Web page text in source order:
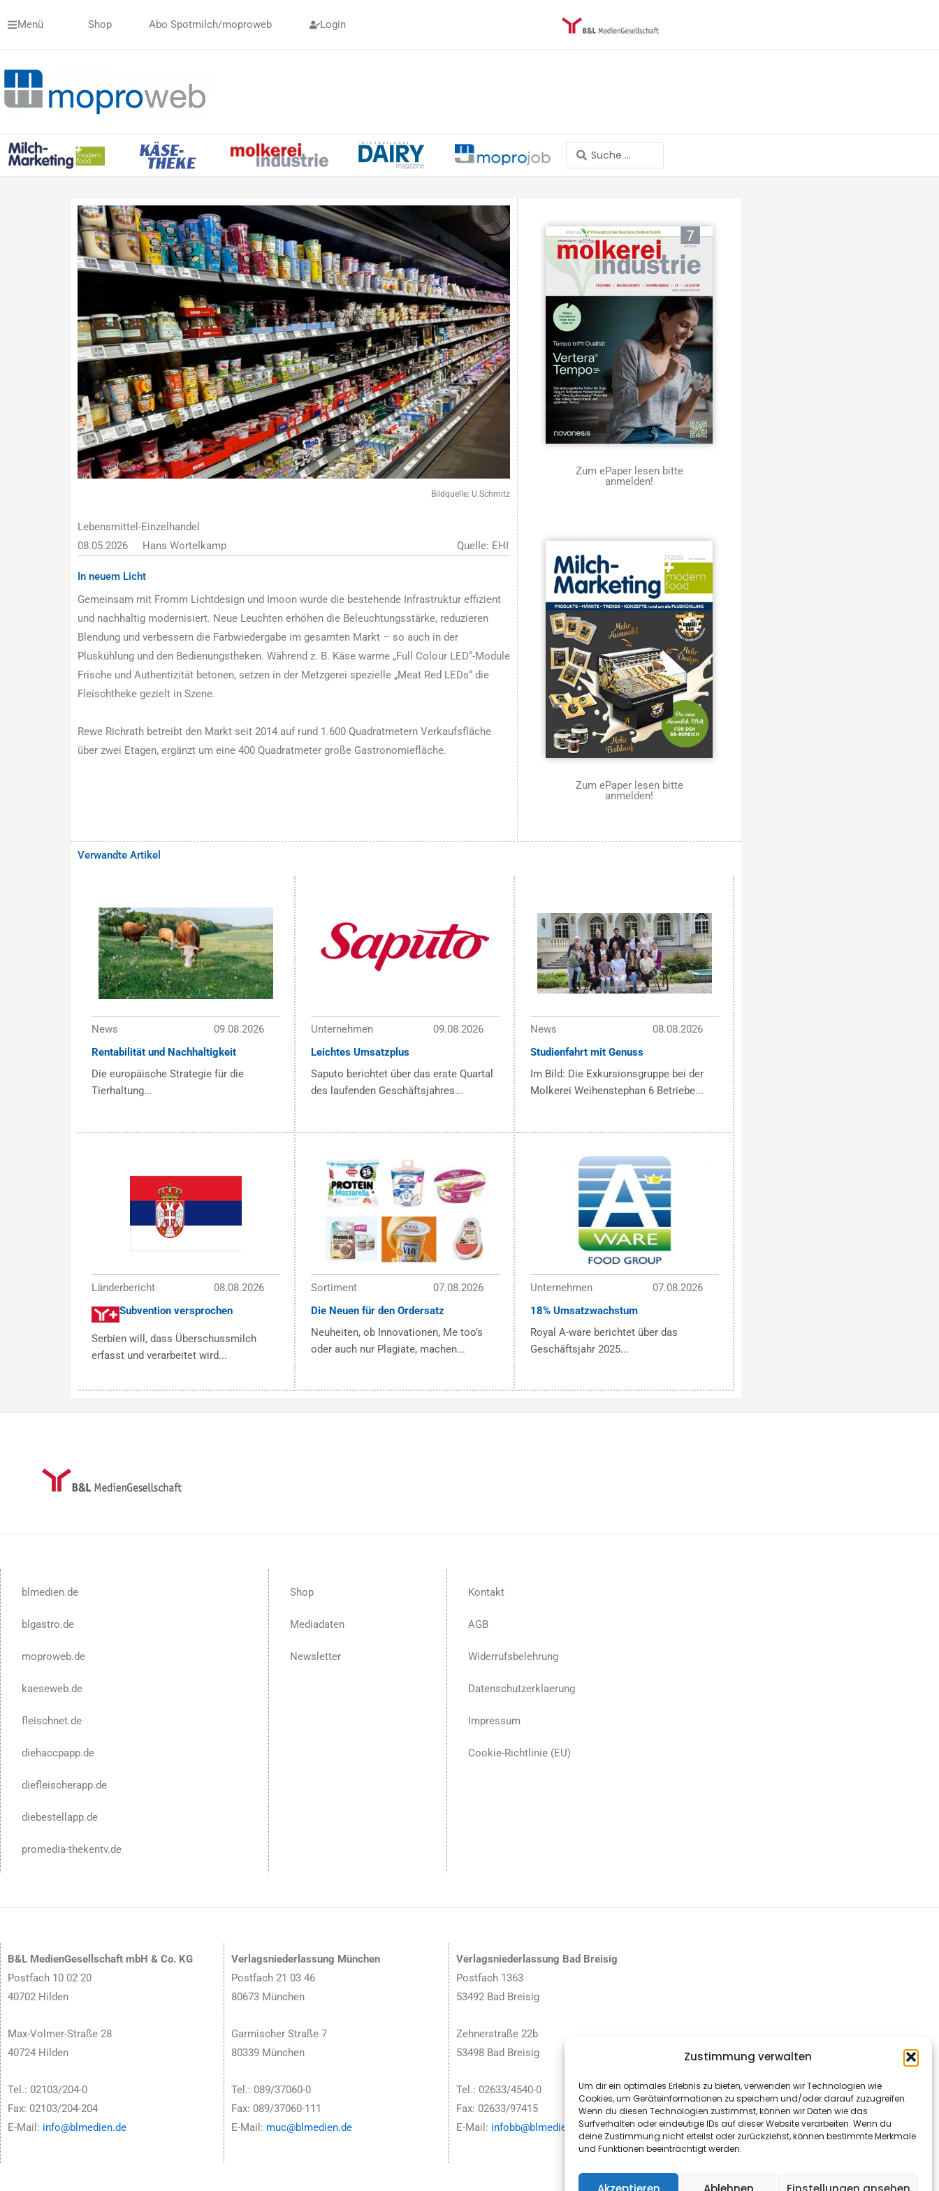
Zustimmung verwalten
Um dir ein optimales Erlebnis zu bieten, verwenden wir Technologien wie
Cookies, um Geräteinformationen zu speichern und/oder darauf zuzugreifen.
Wenn du diesen Technologien zustimmst, können wir Daten wie das
Surfverhalten oder eindeutige IDs auf dieser Website verarbeiten. Wenn du
deine Zustimmung nicht erteilst oder zurückziehst, können bestimmte Merkmale
und Funktionen beeinträchtigt werden.
InhaltMenü Shop Abo Spotmilch/moproweb Login
Search
...
Bildquelle: U.Schmitz
Lebensmittel-Einzelhandel
08.05.2026
Hans Wortelkamp Quelle: EHI
In neuem Licht
Gemeinsam mit Fromm Lichtdesign und Imoon wurde die bestehende Infrastruktur effizient
und nachhaltig modernisiert. Neue Leuchten erhöhen die Beleuchtungsstärke, reduzieren
Blendung und verbessern die Farbwiedergabe im gesamten Markt – so auch in der
Pluskühlung und den Bedienungstheken. Während z. B. Käse warme „Full Colour LED“-Module
Frische und Authentizität betonen, setzen in der Metzgerei spezielle „Meat Red LEDs“ die
Fleischtheke gezielt in Szene.
Rewe Richrath betreibt den Markt seit 2014 auf rund 1.600 Quadratmetern Verkaufsfläche
über zwei Etagen, ergänzt um eine 400 Quadratmeter große Gastronomiefläche.
Zum ePaper lesen bitte
anmelden!
Zum ePaper lesen bitte
anmelden!
Verwandte Artikel
News
09.08.2026
Rentabilität und Nachhaltigkeit
Die europäische Strategie für die
Tierhaltung...
Unternehmen
09.08.2026
Leichtes Umsatzplus
Saputo berichtet über das erste Quartal
des laufenden Geschäftsjahres...
News
08.08.2026
Studienfahrt mit Genuss
Im Bild: Die Exkursionsgruppe bei der
Molkerei Weihenstephan 6 Betriebe...
Länderbericht
08.08.2026
Subvention versprochen
Serbien will, dass Überschussmilch
erfasst und verarbeitet wird...
Sortiment
07.08.2026
Die Neuen für den Ordersatz
Neuheiten, ob Innovationen, Me too’s
oder auch nur Plagiate, machen...
Unternehmen
07.08.2026
18% Umsatzwachstum
Royal A-ware berichtet über das
Geschäftsjahr 2025...
blmedien.de
blgastro.de
moproweb.de
kaeseweb.de
fleischnet.de
diehaccpapp.de
diefleischerapp.de
diebestellapp.de
promedia-thekentv.de
Shop
Mediadaten
Newsletter
Kontakt
AGB
Widerrufsbelehrung
Datenschutzerklaerung
Impressum
Cookie-Richtlinie (EU)
B&L MedienGesellschaft mbH & Co. KG
Postfach 10 02 20
40702 Hilden
Max-Volmer-Straße 28
40724 Hilden
Tel.: 02103/204-0
Fax: 02103/204-204
E-Mail: info@blmedien.de
Verlagsniederlassung München
Postfach 21 03 46
80673 München
Garmischer Straße 7
80339 München
Tel.: 089/37060-0
Fax: 089/37060-111
E-Mail: muc@blmedien.de
Verlagsniederlassung Bad Breisig
Postfach 1363
53492 Bad Breisig
Zehnerstraße 22b
53498 Bad Breisig
Tel.: 02633/4540-0
Fax: 02633/97415
E-Mail: infobb@blmedien.de